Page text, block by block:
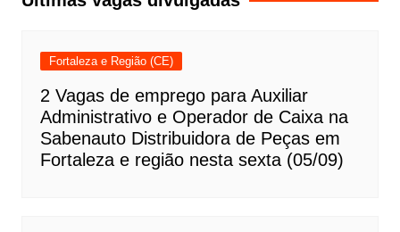
Fortaleza e Região (CE)
2 Vagas de emprego para Auxiliar
Administrativo e Operador de Caixa na
Sabenauto Distribuidora de Peças em
Fortaleza e região nesta sexta (05/09)